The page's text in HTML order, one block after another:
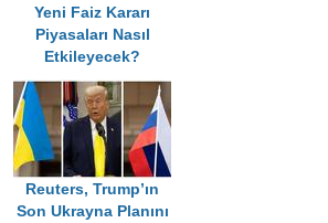
Yeni Faiz Kararı
Piyasaları Nasıl
Etkileyecek?
Reuters, Trump’ın
Son Ukrayna Planını